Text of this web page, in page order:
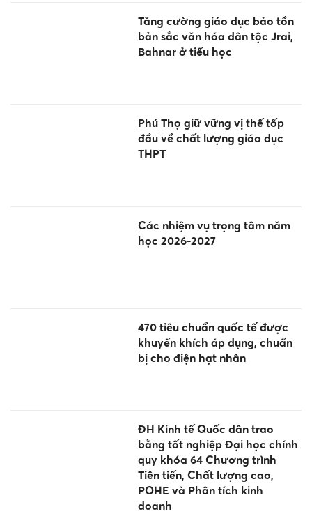
Tăng cường giáo dục bảo tồn
bản sắc văn hóa dân tộc Jrai,
Bahnar ở tiểu học
Phú Thọ giữ vững vị thế tốp
đầu về chất lượng giáo dục
THPT
Các nhiệm vụ trọng tâm năm
học 2026-2027
470 tiêu chuẩn quốc tế được
khuyến khích áp dụng, chuẩn
bị cho điện hạt nhân
ĐH Kinh tế Quốc dân trao
bằng tốt nghiệp Đại học chính
quy khóa 64 Chương trình
Tiên tiến, Chất lượng cao,
POHE và Phân tích kinh
doanh